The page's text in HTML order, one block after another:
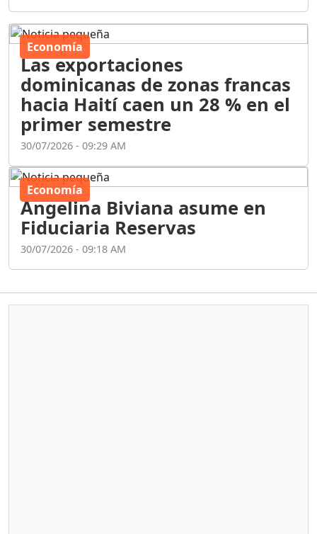
Economía
Las exportaciones
dominicanas de zonas francas
hacia Haití caen un 28 % en el
primer semestre
30/07/2026 - 09:29 AM
Economía
Angelina Biviana asume en
Fiduciaria Reservas
30/07/2026 - 09:18 AM